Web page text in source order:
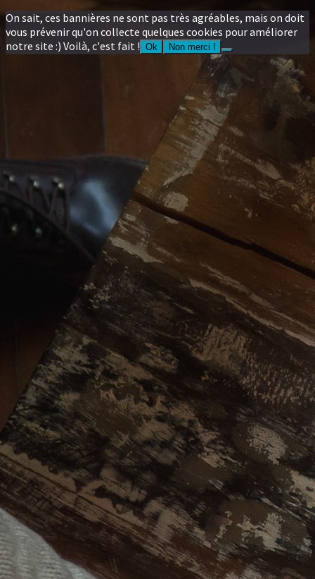
On sait, ces bannières ne sont pas très agréables, mais on doit
vous prévenir qu'on collecte quelques cookies pour améliorer
notre site :) Voilà, c'est fait ! Ok Non merci !